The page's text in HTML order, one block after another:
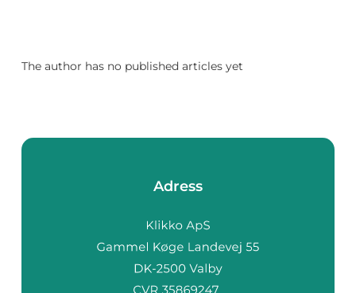
The author has no published articles yet
Adress